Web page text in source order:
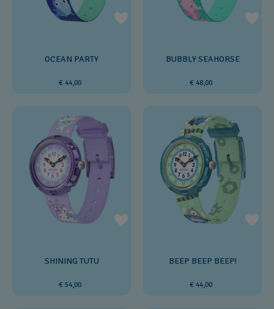
OCEAN PARTY
€ 44,00
BUBBLY SEAHORSE
€ 48,00
SHINING TUTU
€ 54,00
BEEP BEEP BEEP!
€ 44,00